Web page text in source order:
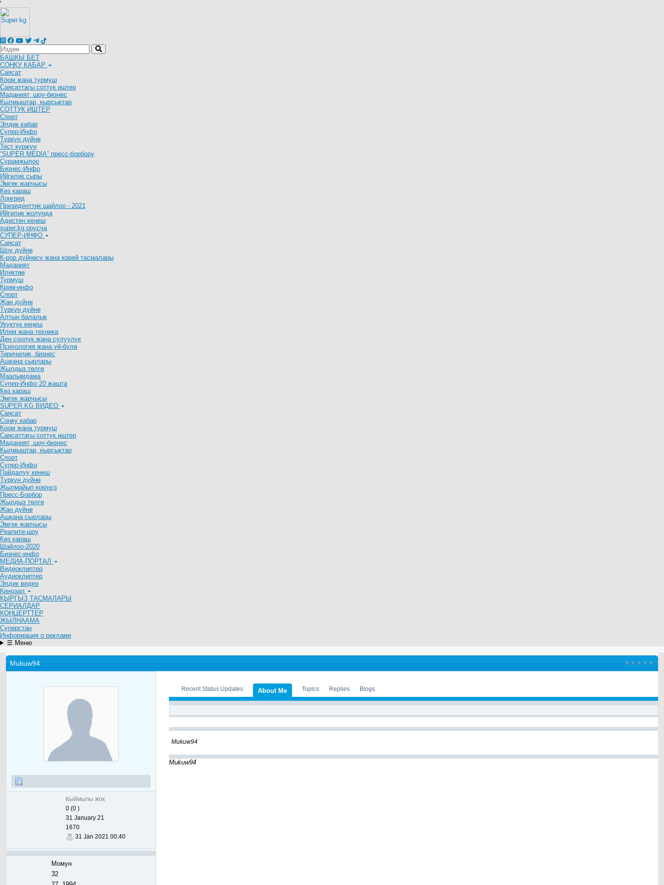
'
БАШКЫ БЕТ
СОҢКУ КАБАР
Саясат
Коом жана турмуш
Саясаттагы соттук иштер
Маданият, шоу-бизнес
Кылмыштар, кырсыктар
СОТТУК ИШТЕР
Спорт
Элдик кабар
Супер-Инфо
Түркүн дүйнө
Тест куржун
“SUPER MEDIA” пресс-борбору
Сурамжылоо
Бизнес-Инфо
Ийгилик сыры
Эмгек жарчысы
Көз караш
Лонгрид
Президенттик шайлоо - 2021
Ийгилик жолунда
Адистен кеңеш
super.kg орусча
СУПЕР-ИНФО
Саясат
Шоу дүйнө
К-рор дүйнөсү жана корей тасмалары
Маданият
Иликтөө
Турмуш
Крим-инфо
Спорт
Жан дүйнө
Түркүн дүйнө
Алтын балалык
Укуктук кеӊеш
Илим жана техника
Ден соолук жана сулуулук
Психология жана үй-бүлө
Тиричилик, бизнес
Ашкана сырлары
Жылдыз төлгө
Маалымдама
Супер-Инфо 20 жашта
Көз караш
Эмгек жарчысы
SUPER.KG ВИДЕО
Саясат
Cоңку кабар
Коом жана турмуш
Саясаттагы соттук иштер
Маданият, шоу-бизнес
Кылмыштар, кырсыктар
Спорт
Супер-Инфо
Пайдалуу кеңеш
Түркүн дүйнө
Жылмайып коюңуз
Пресс-Борбор
Жылдыз төлгө
Жан дүйнө
Ашкана сырлары
Эмгек жарчысы
Реалити-шоу
Көз караш
Шайлоо-2020
Бизнес-инфо
МЕДИА-ПОРТАЛ
Видеоклиптер
Аудиоклиптер
Элдик видео
Кинозал
КЫРГЫЗ ТАСМАЛАРЫ
СЕРИАЛДАР
КОНЦЕРТТЕР
ЖЫЛНААМА
Суперстан
Информация о рекламе
☰ Меню
Mukuw94
Кыймылы жок
0 (0 )
31 January 21
1670
31 Jan 2021 00:40
Момун
32
Recent Status Updates About Me Topics Replies Blogs
Mukuw94
Mukuw94